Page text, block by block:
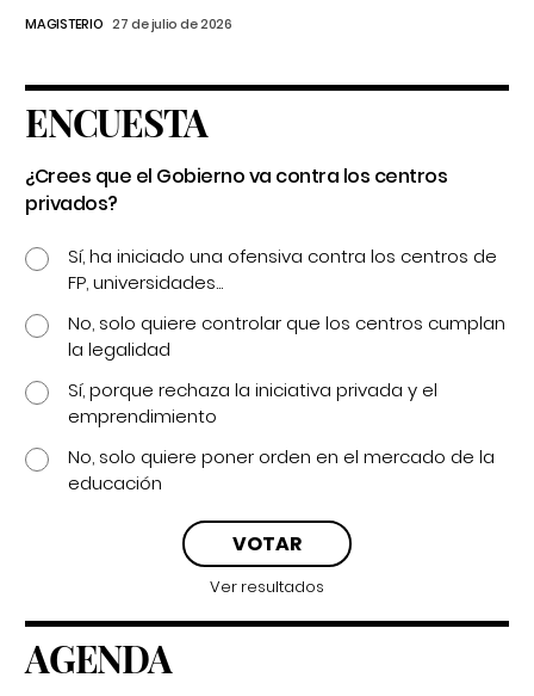
MAGISTERIO 27 de julio de 2026
ENCUESTA
¿Crees que el Gobierno va contra los centros
privados?
Sí, ha iniciado una ofensiva contra los centros de
FP, universidades...
No, solo quiere controlar que los centros cumplan
la legalidad
Sí, porque rechaza la iniciativa privada y el
emprendimiento
No, solo quiere poner orden en el mercado de la
educación
Ver resultados
AGENDA